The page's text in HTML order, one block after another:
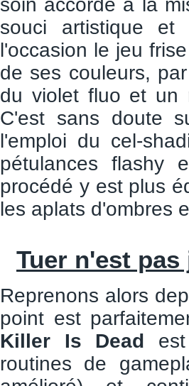
soin accordé à la
souci artistique
l'occasion le jeu
de ses couleurs,
du violet fluo et un
C'est sans doute
l'emploi du cel-
pétulances flashy
procédé y est plus
les aplats d'ombres
Tuer n'est pas
Reprenons alors
point est
Killer Is Dead
routines de